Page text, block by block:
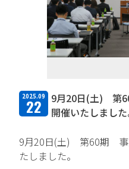
TFPについて
取扱商品・メーカー
取扱メーカー一覧
採用情報
2025.09
22
9月20日(土) 第
開催いたしました
9月20日(土) 第60期 事
たしました。